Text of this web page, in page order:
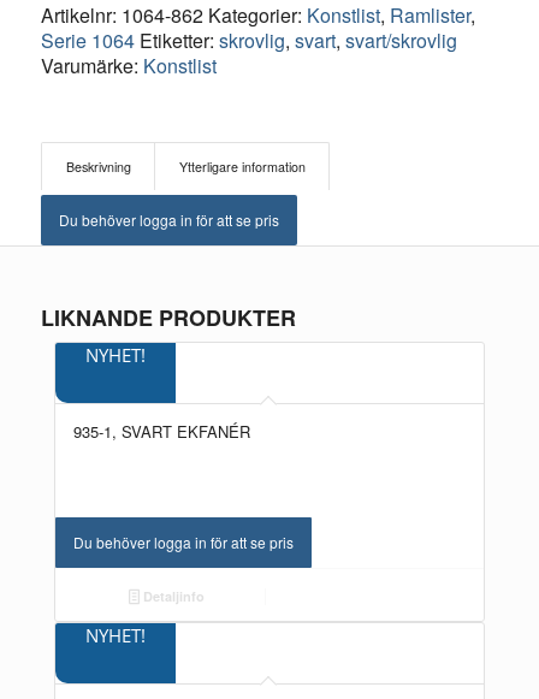
Artikelnr: 1064-862 Kategorier: Konstlist, Ramlister,
Serie 1064 Etiketter: skrovlig, svart, svart/skrovlig
Varumärke: Konstlist
Beskrivning Ytterligare information
Du behöver logga in för att se pris
LIKNANDE PRODUKTER
NYHET!
935-1, SVART EKFANÉR
Du behöver logga in för att se pris
Detaljinfo
NYHET!